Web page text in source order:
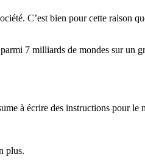
C’est bien pour cette raison
7 milliards de mondes sur
à écrire des instructions pour
plus.